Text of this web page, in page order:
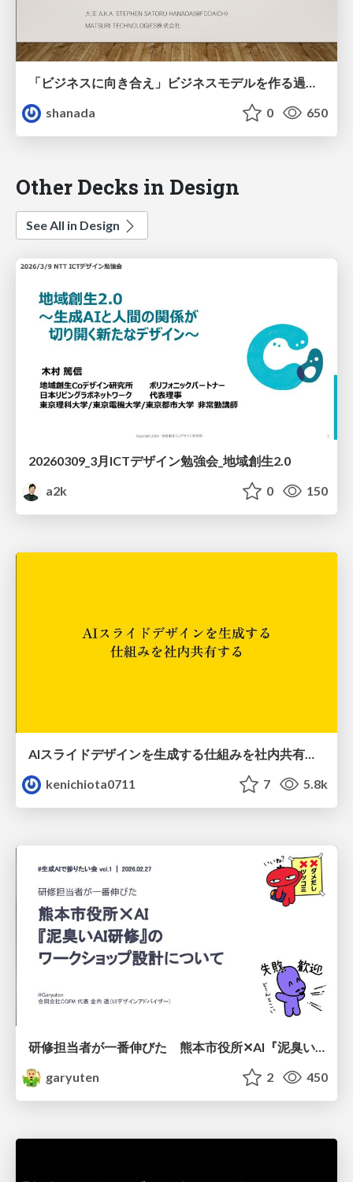
「ビジネスに向き合え」ビジネスモデルを作る過程で生まれた モノリシックアプリケーションの技術的負債の解消方策としての マルチプロダクト化
shanada
0 650
Other Decks in Design
See All in Design
20260309_3月ICTデザイン勉強会_地域創生2.0
a2k
0 150
AIスライドデザインを生成する仕組みを社内共有する
kenichiota0711
7 5.8k
研修担当者が一番伸びた 熊本市役所✕AI『泥臭いAI研修』のワークショップ設計について
garyuten
2 450